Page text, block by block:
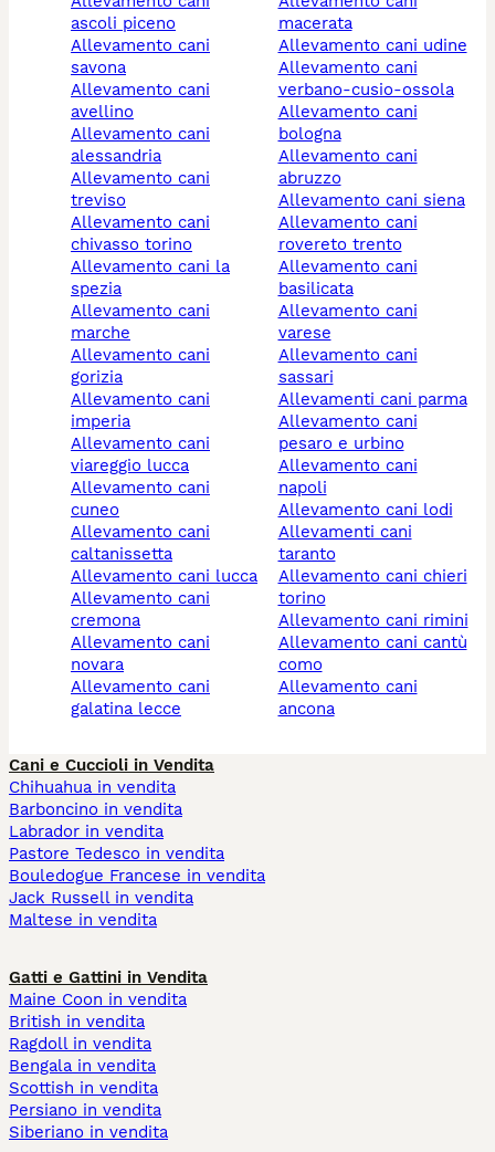
ascoli piceno
allevamento cani
savona
allevamento cani
avellino
allevamento cani
alessandria
allevamento cani
treviso
allevamento cani
chivasso torino
allevamento cani la
spezia
allevamento cani
marche
allevamento cani
gorizia
allevamento cani
imperia
allevamento cani
viareggio lucca
allevamento cani
cuneo
allevamento cani
caltanissetta
allevamento cani lucca
allevamento cani
cremona
allevamento cani
novara
allevamento cani
galatina lecce
macerata
allevamento cani udine
allevamento cani
verbano-cusio-ossola
allevamento cani
bologna
allevamento cani
abruzzo
allevamento cani siena
allevamento cani
rovereto trento
allevamento cani
basilicata
allevamento cani
varese
allevamento cani
sassari
allevamenti cani parma
allevamento cani
pesaro e urbino
allevamento cani
napoli
allevamento cani lodi
allevamenti cani
taranto
allevamento cani chieri
torino
allevamento cani rimini
allevamento cani cantù
como
allevamento cani
ancona
Cani e Cuccioli in Vendita
Chihuahua in vendita
Barboncino in vendita
Labrador in vendita
Pastore Tedesco in vendita
Bouledogue Francese in vendita
Jack Russell in vendita
Maltese in vendita
Gatti e Gattini in Vendita
Maine Coon in vendita
British in vendita
Ragdoll in vendita
Bengala in vendita
Scottish in vendita
Persiano in vendita
Siberiano in vendita